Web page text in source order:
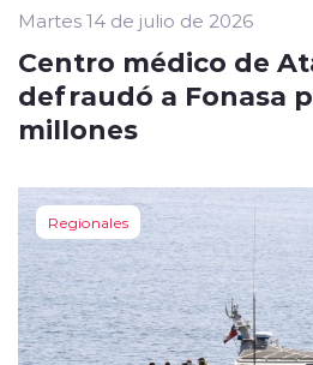
Martes 14 de julio de 2026
Centro médico de
defraudó a Fonasa
millones
Regionales